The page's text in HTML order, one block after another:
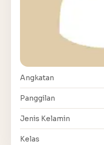
Angkatan
Panggilan
Jenis Kelamin
Kelas